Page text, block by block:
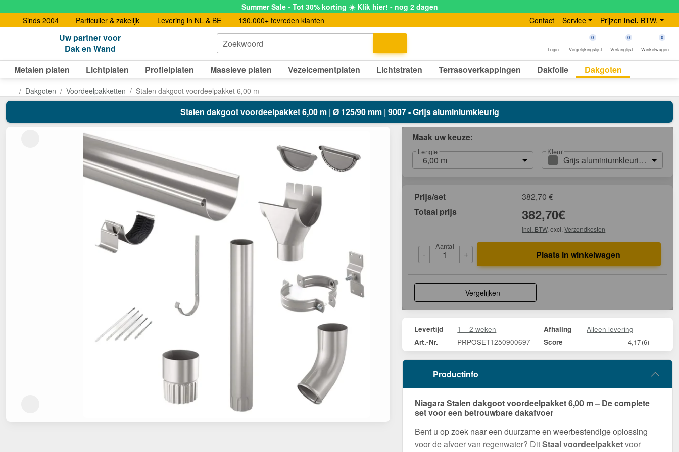
Summer Sale - Tot 30% korting ☀️ Klik hier! - nog 2 dagen
Sinds 2004
Particulier & zakelijk Levering in NL & BE 130.000+ tevreden klanten Contact Service Prijzen incl. BTW.
Uw partner voor
Dak en Wand
Zoekwoord
Login
0
Vergelijkingslijst
0
Verlanglijst
0
Winkelwagen
Metalen platen Lichtplaten Profielplaten Massieve platen Vezelcementplaten Lichtstraten Terrasoverkappingen Dakfolie Dakgoten
Dakgoten Voordeelpakketten Stalen dakgoot voordeelpakket 6,00 m
Stalen dakgoot voordeelpakket 6,00 m | Ø 125/90 mm | 9007 - Grijs aluminiumkleurig
Maak uw keuze:
Lengte
6,00 m
Kleur
Grijs aluminiumkleurig
Prijs/set 382,70 €
Totaal prijs
382,70€
incl. BTW, excl.Verzendkosten
-
Aantal
+ Plaats in winkelwagen
Vergelijken
Levertijd 1 – 2 weken Afhaling Alleen levering
Art.-Nr. PRPOSET1250900697 Score 4,17(6)
Productinfo
Niagara Stalen dakgoot voordeelpakket 6,00 m – De complete
set voor een betrouwbare dakafvoer
Bent u op zoek naar een duurzame en weerbestendige oplossing
voor de afvoer van regenwater? DitStaal voordeelpakketvoor